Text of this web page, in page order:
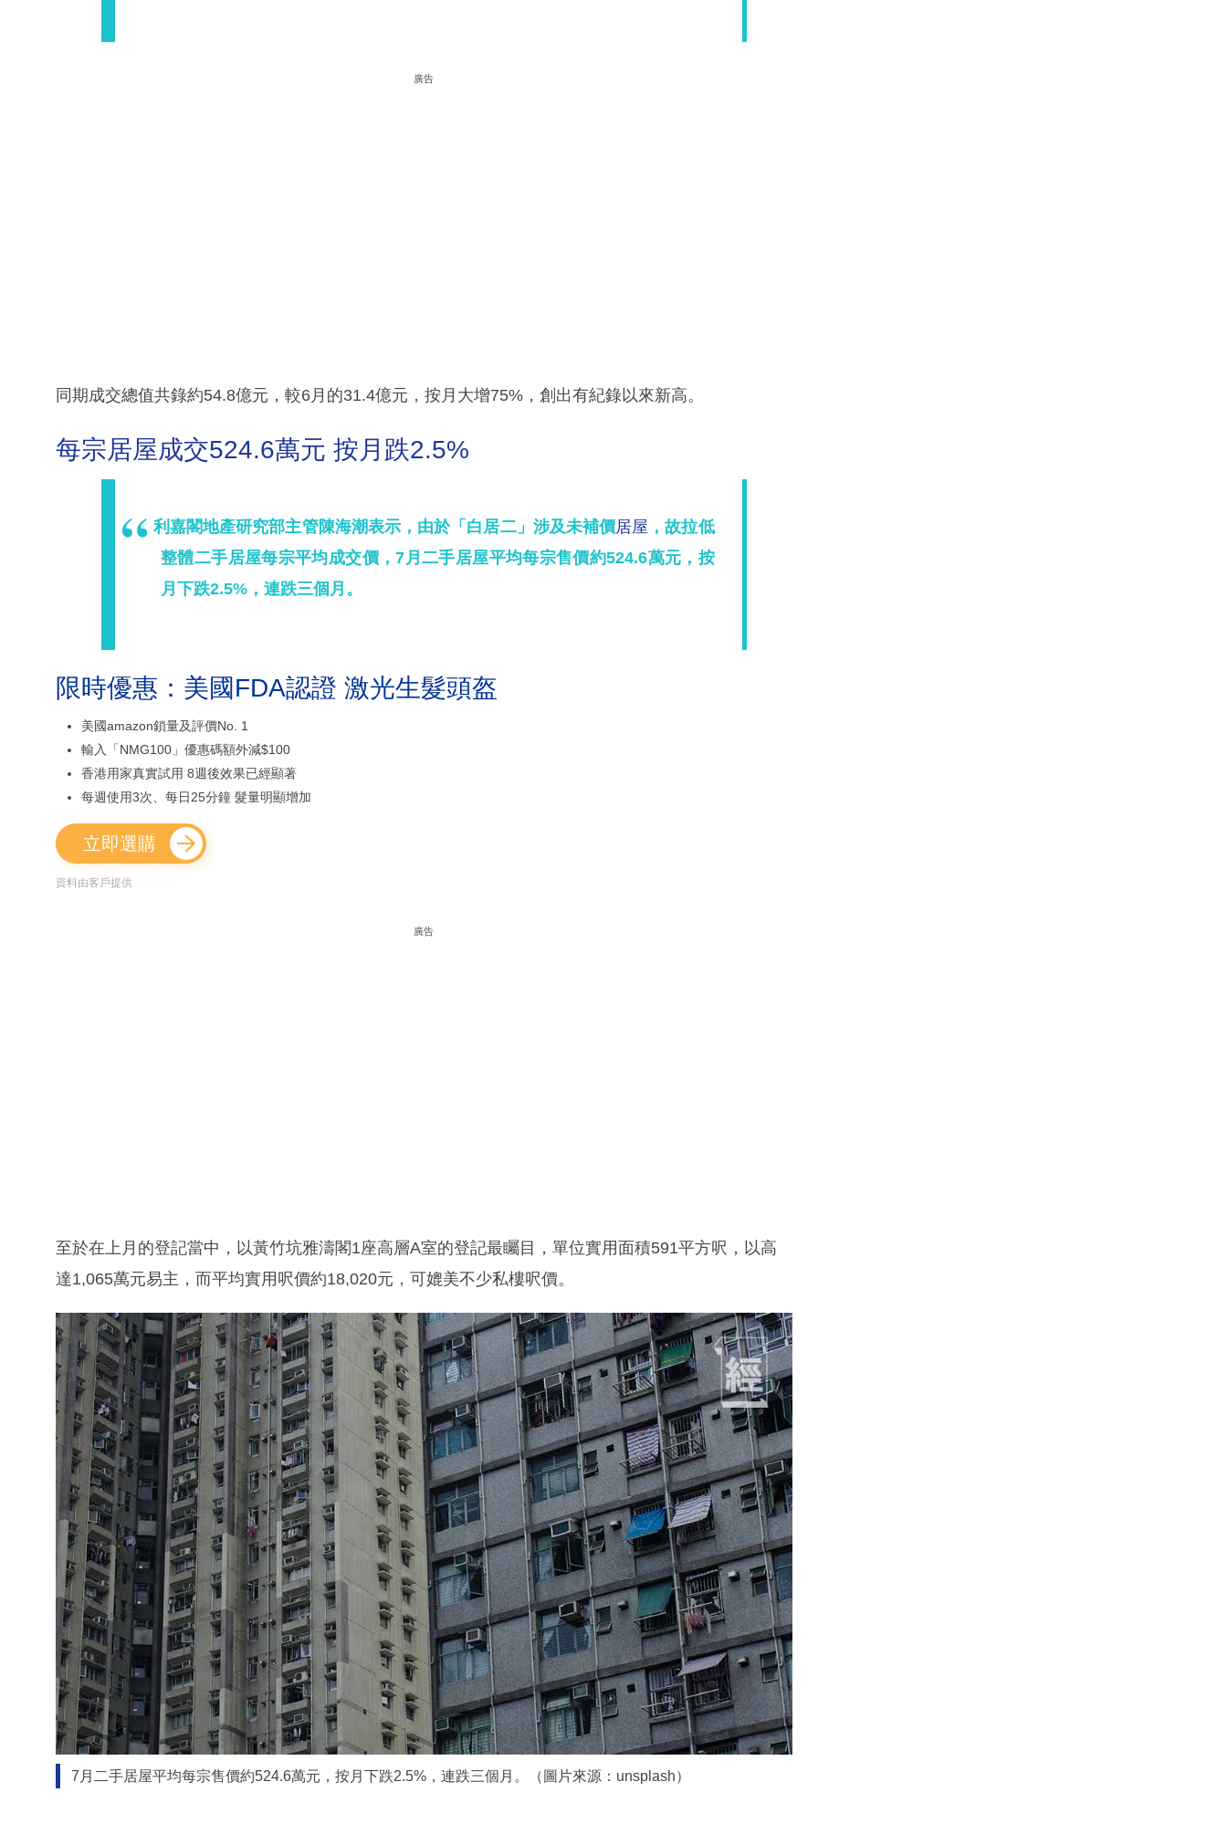
廣告
同期成交總值共錄約54.8億元，較6月的31.4億元，按月大增75%，創出有紀錄以來新高。
每宗居屋成交524.6萬元 按月跌2.5%
利嘉閣地產研究部主管陳海潮表示，由於「白居二」涉及未補價居屋 ，故拉低
整體二手居屋每宗平均成交價，7月二手居屋平均每宗售價約524.6萬元，按
月下跌2.5%，連跌三個月。
限時優惠：美國FDA認證 激光生髮頭盔
美國amazon鎖量及評價No. 1
輸入「NMG100」優惠碼額外減$100
香港用家真實試用 8週後效果已經顯著
每週使用3次、每日25分鐘 髮量明顯增加
立即選購
資料由客戶提供
廣告
至於在上月的登記當中，以黃竹坑雅濤閣1座高層A室的登記最矚目，單位實用面積591平方呎，以高
達1,065萬元易主，而平均實用呎價約18,020元，可媲美不少私樓呎價。
7月二手居屋平均每宗售價約524.6萬元，按月下跌2.5%，連跌三個月。（圖片來源：unsplash）